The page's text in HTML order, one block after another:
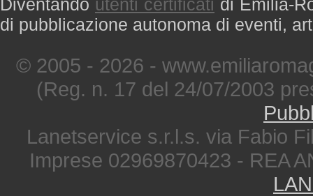
Diventando utenti certificati di Emilia-
di pubblicazione autonoma di eventi,
© 2005 - 2026 -
(Reg. n. 17 del 24/07/2003
Lanetservice s.r.l.s. via Fabio
Imprese 02969870423 - REA